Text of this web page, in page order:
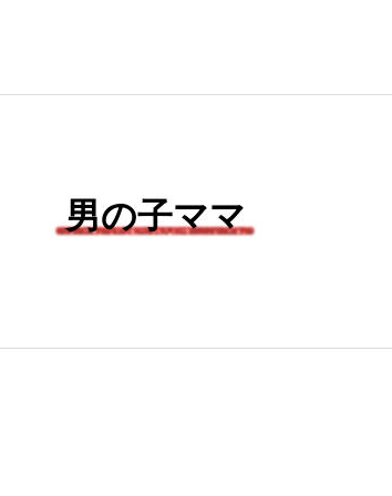
男の子ママ